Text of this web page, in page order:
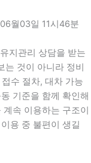
월03일 11시46분
지관리 상담을 받는
것이 아니라 정비
수 절차, 대차 가능
기준을 함께 확인해
속 이용하는 구조이
용 중 불편이 생길